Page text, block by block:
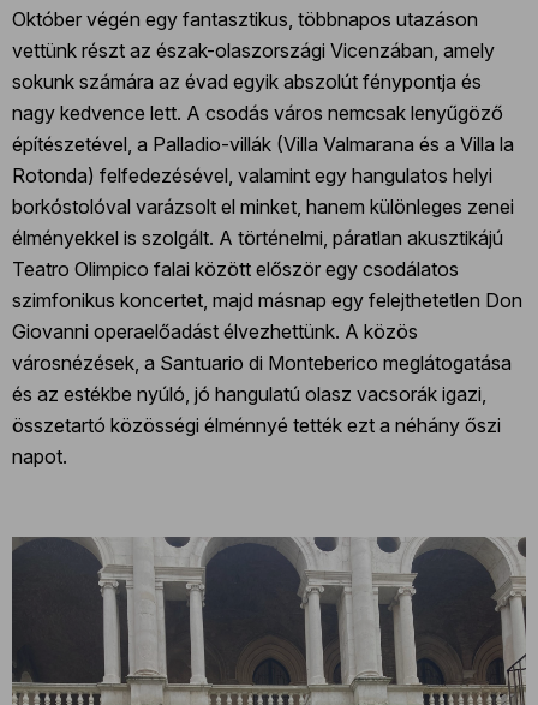
Október végén egy fantasztikus, többnapos utazáson
vettünk részt az észak-olaszországi Vicenzában, amely
sokunk számára az évad egyik abszolút fénypontja és
nagy kedvence lett. A csodás város nemcsak lenyűgöző
építészetével, a Palladio-villák (Villa Valmarana és a Villa la
Rotonda) felfedezésével, valamint egy hangulatos helyi
borkóstolóval varázsolt el minket, hanem különleges zenei
élményekkel is szolgált. A történelmi, páratlan akusztikájú
Teatro Olimpico falai között először egy csodálatos
szimfonikus koncertet, majd másnap egy felejthetetlen Don
Giovanni operaelőadást élvezhettünk. A közös
városnézések, a Santuario di Monteberico meglátogatása
és az estékbe nyúló, jó hangulatú olasz vacsorák igazi,
összetartó közösségi élménnyé tették ezt a néhány őszi
napot.